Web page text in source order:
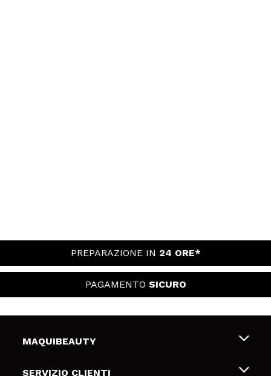
PREPARAZIONE IN 24 ORE*
PAGAMENTO SICURO
MAQUIBEAUTY
Chi siamo
SERVIZIO CLIENTI